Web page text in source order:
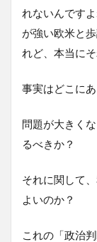
れないんです
が強い欧米と
れど、本当に
事実はどこに
問題が大きく
るべきか？
それに関して
よいのか？
これの「政治